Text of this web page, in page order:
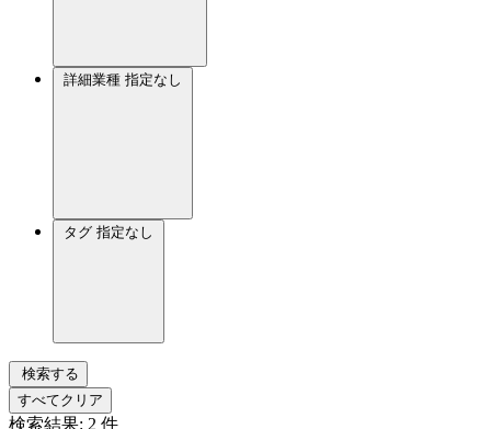
詳細業種 指定なし
タグ 指定なし
検索する
すべてクリア
検索結果: 2 件